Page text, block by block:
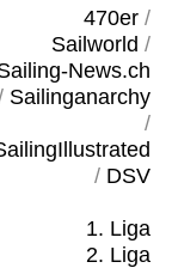
470er/
Sailworld /
News.ch
Sailinganarchy
/
/ DSV
1. Liga
2. Liga